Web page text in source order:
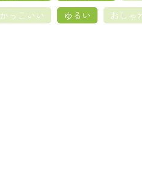
かっこいい
ゆるい おしゃ